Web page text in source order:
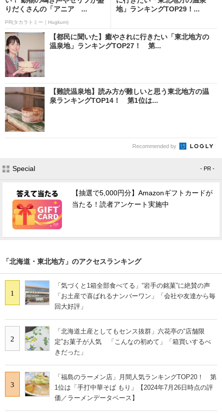
りだくさんの「アニア ...
PR(タカラトミー｜Hugkum)
地」ランキングTOP29！...
【都民に聞いた】癒やされに行きたい「東北地方の
温泉地」ランキングTOP27！ 第...
【難読温泉地】読み方が難しいと思う東北地方の温
泉ランキングTOP14！ 第1位は...
Recommended by
Special - PR -
【抽選で5,000円分】Amazonギフトカードが
当たる！読者アンケート実施中
「北海道・東北地方」のアクセスランキング
1
「気づくと1箱全部食べてる」“岩手の銘菓”に絶賛の声
「お土産で喜ばれるナンバーワン」「会社や友達から毎
回大好評」
2
「北海道土産としてもセンス抜群」六花亭の“店舗限
定”お菓子が人気 「こんなの初めて」「箱買いするべ
きだった」
3
「福島のラーメン店」月間人気ランキングTOP20！ 第
1位は「手打中華そば もり」【2024年7月26日時点の評
価／ラーメンデータベース】